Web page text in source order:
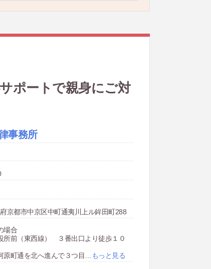
ポートで親身にご対
事務所
京都市中京区中町通夷川上ル鉾田町288
場合
所前（東西線） ３番出口より徒歩１０
原町通を北へ進んで３つ目
もっと見る